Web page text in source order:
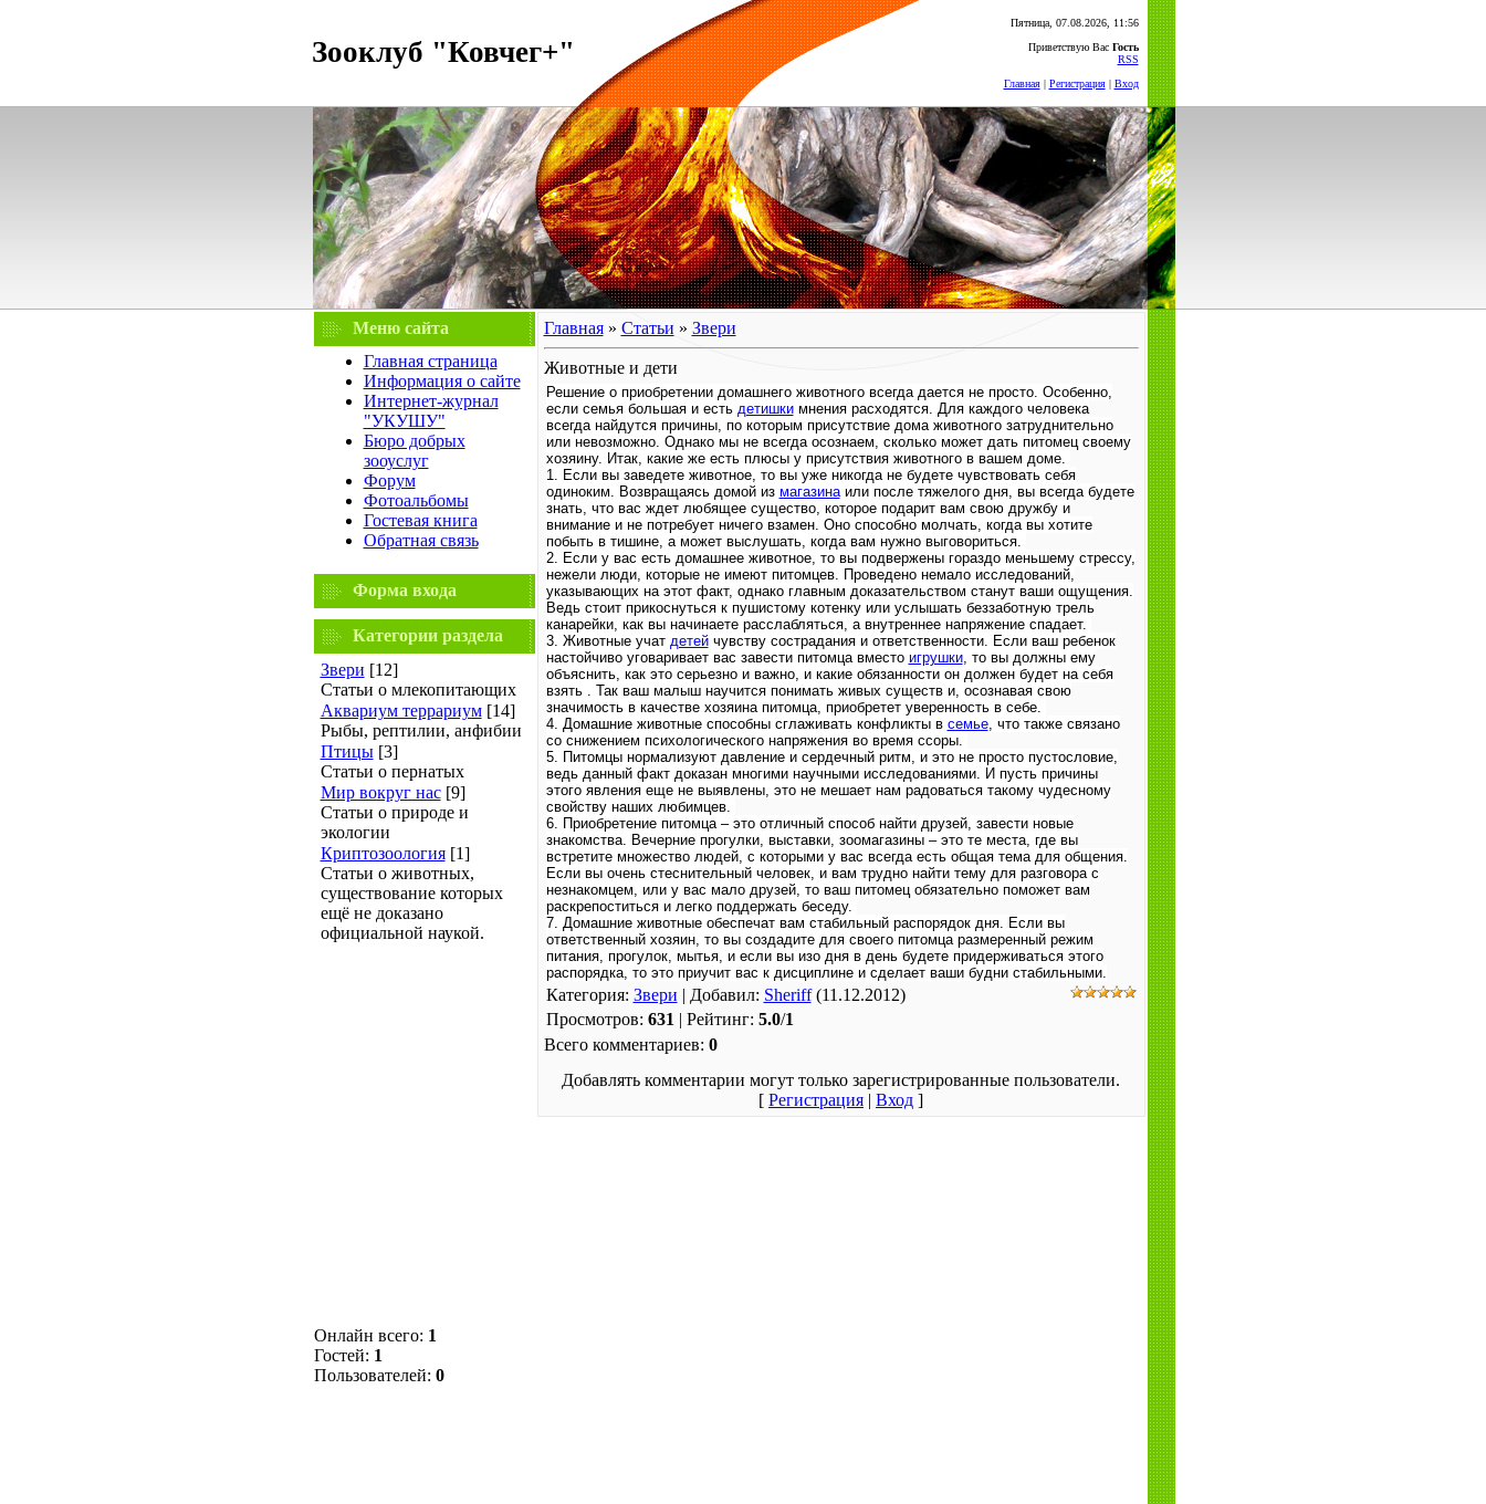
Зооклуб "Ковчег+"
Пятница, 07.08.2026, 11:56
Приветствую Вас Гость
RSS
Главная| Регистрация| Вход
Меню сайта
Главная страница
Информация о сайте
Интернет-журнал
"УКУШУ"
Бюро добрых
зооуслуг
Форум
Фотоальбомы
Гостевая книга
Обратная связь
Форма входа
Категории раздела
Звери [12]
Статьи о млекопитающих
Аквариум террариум [14]
Рыбы, рептилии, анфибии
Птицы [3]
Статьи о пернатых
Мир вокруг нас [9]
Статьи о природе и
экологии
Криптозоология [1]
Статьи о животных,
существование которых
ещё не доказано
официальной наукой.
Онлайн всего: 1
Гостей: 1
Пользователей: 0
Главная» Статьи » Звери
Животные и дети
Решение о приобретении домашнего животного всегда дается не просто. Особенно,
если семья большая и есть детишкимнения расходятся. Для каждого человека
всегда найдутся причины, по которым присутствие дома животного затруднительно
или невозможно. Однако мы не всегда осознаем, сколько может дать питомец своему
хозяину. Итак, какие же есть плюсы у присутствия животного в вашем доме.
1. Если вы заведете животное, то вы уже никогда не будете чувствовать себя
одиноким. Возвращаясь домой из магазинаили после тяжелого дня, вы всегда будете
знать, что вас ждет любящее существо, которое подарит вам свою дружбу и
внимание и не потребует ничего взамен. Оно способно молчать, когда вы хотите
побыть в тишине, а может выслушать, когда вам нужно выговориться.
2. Если у вас есть домашнее животное, то вы подвержены гораздо меньшему стрессу,
нежели люди, которые не имеют питомцев. Проведено немало исследований,
указывающих на этот факт, однако главным доказательством станут ваши ощущения.
Ведь стоит прикоснуться к пушистому котенку или услышать беззаботную трель
канарейки, как вы начинаете расслабляться, а внутреннее напряжение спадает.
3. Животные учат детейчувству сострадания и ответственности. Если ваш ребенок
настойчиво уговаривает вас завести питомца вместо игрушки, то вы должны ему
объяснить, как это серьезно и важно, и какие обязанности он должен будет на себя
взять . Так ваш малыш научится понимать живых существ и, осознавая свою
значимость в качестве хозяина питомца, приобретет уверенность в себе.
4. Домашние животные способны сглаживать конфликты в семье, что также связано
со снижением психологического напряжения во время ссоры.
5. Питомцы нормализуют давление и сердечный ритм, и это не просто пустословие,
ведь данный факт доказан многими научными исследованиями. И пусть причины
этого явления еще не выявлены, это не мешает нам радоваться такому чудесному
свойству наших любимцев.
6. Приобретение питомца – это отличный способ найти друзей, завести новые
знакомства. Вечерние прогулки, выставки, зоомагазины – это те места, где вы
встретите множество людей, с которыми у вас всегда есть общая тема для общения.
Если вы очень стеснительный человек, и вам трудно найти тему для разговора с
незнакомцем, или у вас мало друзей, то ваш питомец обязательно поможет вам
раскрепоститься и легко поддержать беседу.
7. Домашние животные обеспечат вам стабильный распорядок дня. Если вы
ответственный хозяин, то вы создадите для своего питомца размеренный режим
питания, прогулок, мытья, и если вы изо дня в день будете придерживаться этого
распорядка, то это приучит вас к дисциплине и сделает ваши будни стабильными.
Категория: Звери | Добавил: Sheriff(11.12.2012)
Просмотров: 631 | Рейтинг: 5.0/1
Всего комментариев: 0
Добавлять комментарии могут только зарегистрированные пользователи.
[ Регистрация | Вход ]